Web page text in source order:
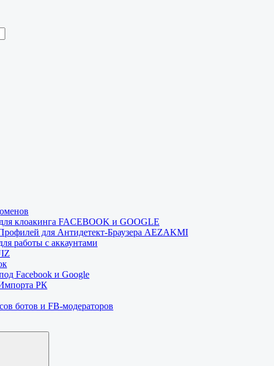
клоакинга FACEBOOK и GOOGLE
для Антидетект-Браузера AEZAKMI
работы с аккаунтами
Facebook и Google
РК
ботов и FB-модераторов